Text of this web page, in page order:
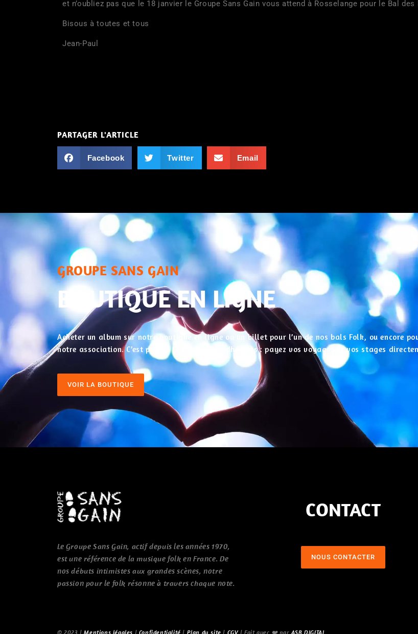
et n’oubliez pas que le 18 janvier le Groupe Sans Gain vous attend à Rosselange pour le Bal des
Bisous à toutes et tous
Jean-Paul
PARTAGER L'ARTICLE
Facebook Twitter Email
GROUPE SANS GAIN
BOUTIQUE EN LIGNE
Acheter un album sur notre boutique en ligne ou un billet pour l’un de nos bals Folk, ou encore
notre association. C’est par ici ! Et pour nos adhérents : payez vos voyages et vos stages
VOIR LA BOUTIQUE
Le Groupe Sans Gain, actif depuis les années 1970,
est une référence de la musique folk en France. De
nos débuts intimistes aux grandes scènes, notre
passion pour le folk résonne à travers chaque note.
CONTACT
NOUS CONTACTER
© 2023 |Mentions légales | Confidentialité | Plan du site | CGV| Fait avec ❤️ par ASB DIGITAL